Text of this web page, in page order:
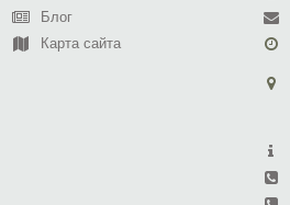
Блог
Карта сайта